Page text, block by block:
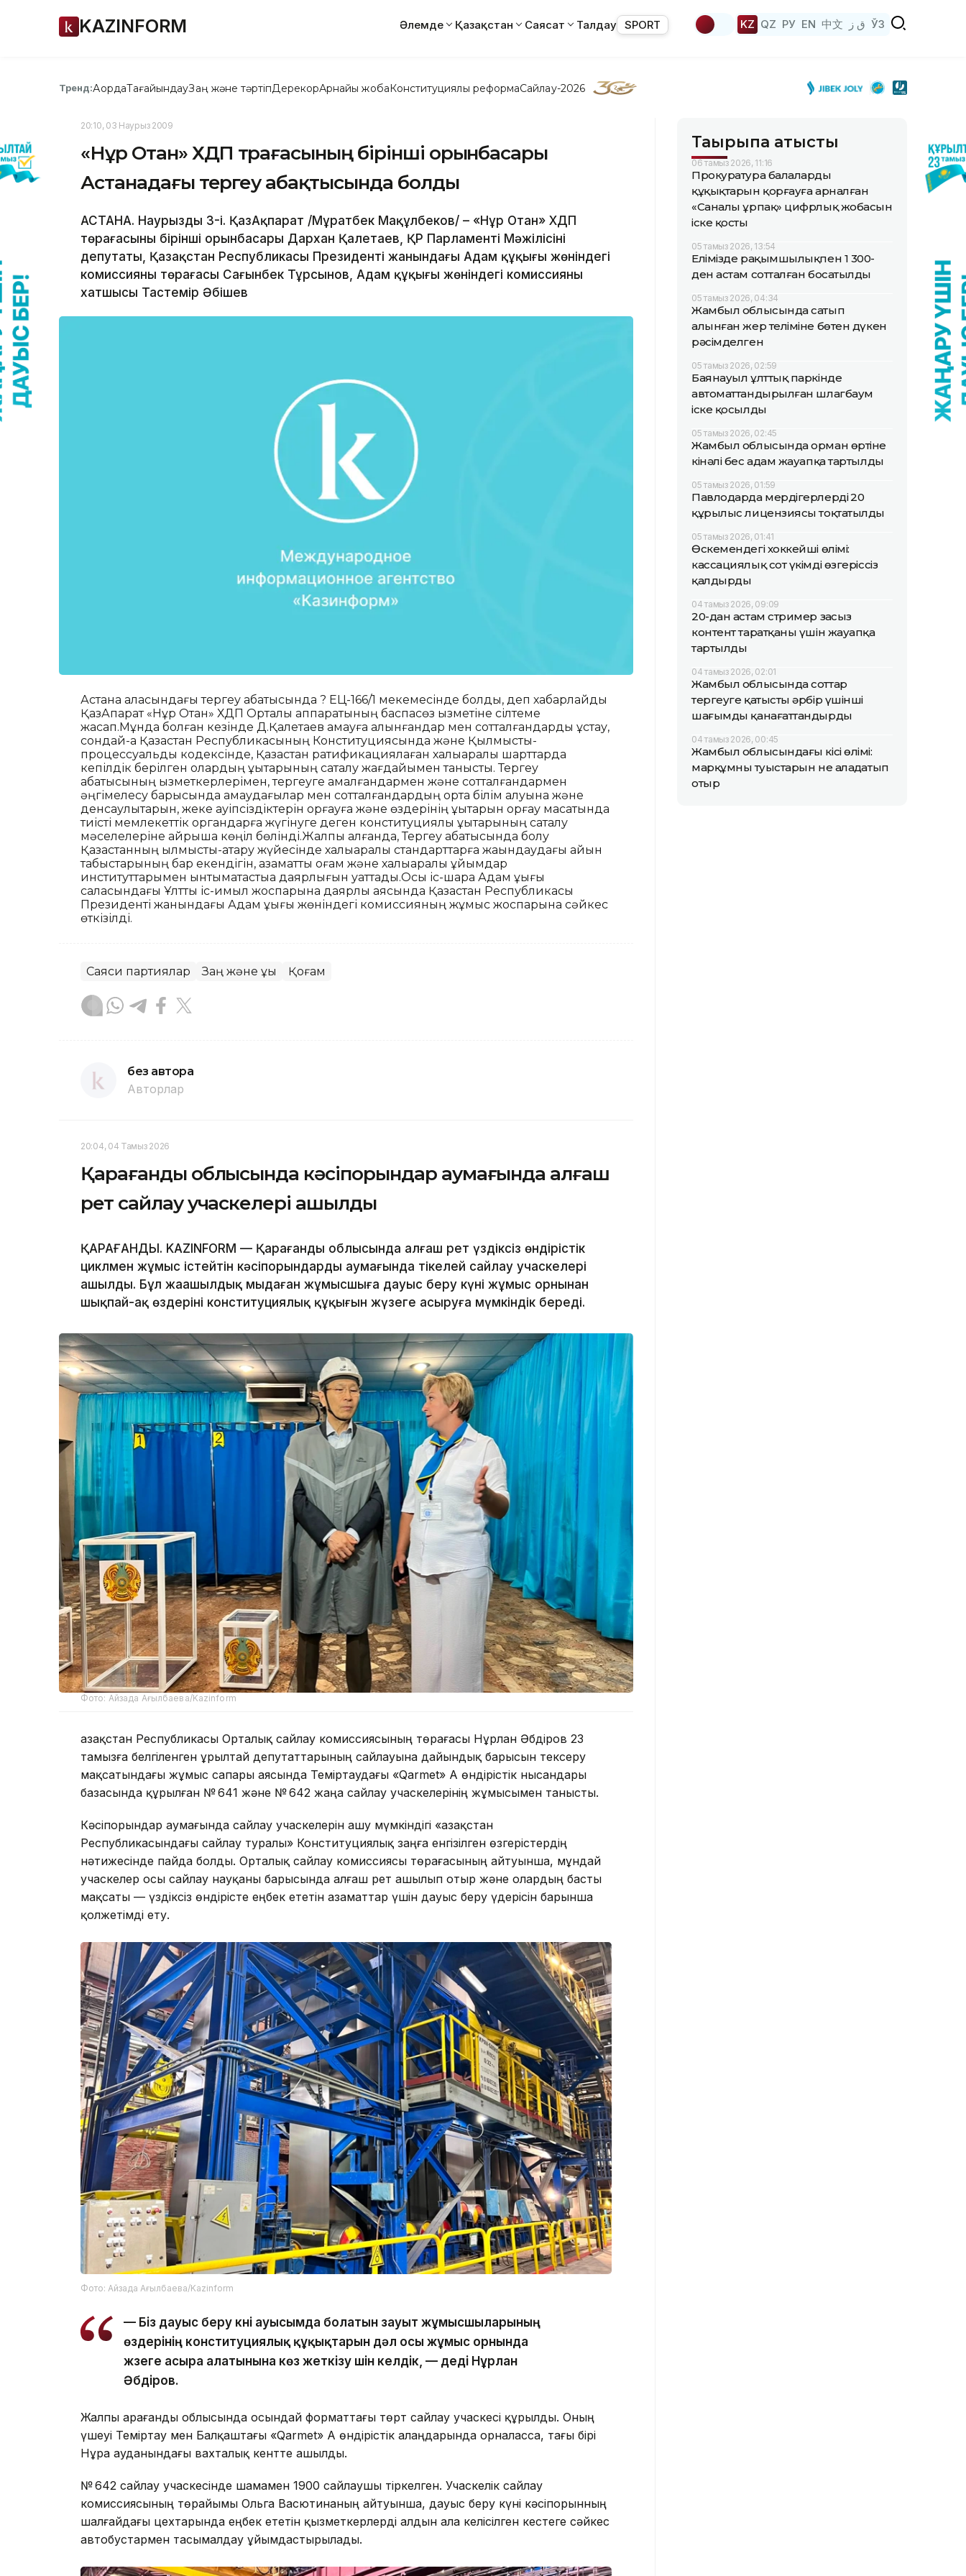
KAZINFORM Әлемде Қазақстан Саясат Талдау SPORT KZ QZ РУ EN 中文 ق ز ЎЗ
Тренд:АқордаТағайындауЗаң және тәртіпДерекқорАрнайы жобаКонституциялық реформаСайлау-2026
20:10, 03 Наурыз 2009
«Нұр Отан» ХДП төрағасының бірінші орынбасары
Астанадағы тергеу абақтысында болды
АСТАНА. Наурыздың 3-і. ҚазАқпарат /Мұратбек Мақұлбеков/ – «Нұр Отан» ХДП
төрағасының бірінші орынбасары Дархан Қалетаев, ҚР Парламенті Мәжілісінің
депутаты, Қазақстан Республикасы Президенті жанындағы Адам құқығы жөніндегі
комиссияның төрағасы Сағынбек Тұрсынов, Адам құқығы жөніндегі комиссияның
хатшысы Тастемір Әбішев
Астана қаласындағы тергеу абақтысында ? ЕЦ-166/1 мекемесінде болды, деп хабарлайды
ҚазАқпарат «Нұр Отан» ХДП Орталық аппаратының баспасөз қызметіне сілтеме
жасап.Мұнда болған кезінде Д.Қалетаев қамауға алынғандар мен сотталғандарды ұстау,
сондай-ақ Қазақстан Республикасының Конституциясында және Қылмыстық-
процессуальдық кодексінде, Қазақстан ратификациялаған халықаралық шарттарда
кепілдік берілген олардың құқықтарының сақталу жағдайымен танысты. Тергеу
абақтысының қызметкерлерімен, тергеуге қамалғандармен және сотталғандармен
әңгімелесу барысында қамаудағылар мен сотталғандардың орта білім алуына және
денсаулықтарын, жеке қауіпсіздіктерін қорғауға және өздерінің құқықтарын қорғау мақсатында
тиісті мемлекеттік органдарға жүгінуге деген конституциялық құқықтарының сақталу
мәселелеріне айрықша көңіл бөлінді.Жалпы алғанда, Тергеу абақтысында болу
Қазақстанның қылмыстық-атқару жүйесінде халықаралық стандарттарға жақындаудағы айқын
табыстарының бар екендігін, азаматтық қоғам және халықаралық ұйымдар
институттарымен ынтымақтастыққа даярлығын қуаттады.Осы іс-шара Адам құқығы
саласындағы Ұлттық іс-қимыл жоспарына даярлық аясында Қазақстан Республикасы
Президенті жанындағы Адам құқығы жөніндегі комиссияның жұмыс жоспарына сәйкес
өткізілді.
Саяси партиялар Заң және құқық Қоғам
без автора
Авторлар
20:04, 04 Тамыз 2026
Қарағанды облысында кәсіпорындар аумағында алғаш
рет сайлау учаскелері ашылды
ҚАРАҒАНДЫ. KAZINFORM — Қарағанды облысында алғаш рет үздіксіз өндірістік
циклмен жұмыс істейтін кәсіпорындардың аумағында тікелей сайлау учаскелері
ашылды. Бұл жаңашылдық мыңдаған жұмысшыға дауыс беру күні жұмыс орнынан
шықпай-ақ өздерінің конституциялық құқығын жүзеге асыруға мүмкіндік береді.
Фото: Айзада Ағылбаева/Kazinform
Қазақстан Республикасы Орталық сайлау комиссиясының төрағасы Нұрлан Әбдіров 23
тамызға белгіленген Құрылтай депутаттарының сайлауына дайындық барысын тексеру
мақсатындағы жұмыс сапары аясында Теміртаудағы «Qarmet» АҚ өндірістік нысандары
базасында құрылған № 641 және № 642 жаңа сайлау учаскелерінің жұмысымен танысты.
Кәсіпорындар аумағында сайлау учаскелерін ашу мүмкіндігі «Қазақстан
Республикасындағы сайлау туралы» Конституциялық заңға енгізілген өзгерістердің
нәтижесінде пайда болды. Орталық сайлау комиссиясы төрағасының айтуынша, мұндай
учаскелер осы сайлау науқаны барысында алғаш рет ашылып отыр және олардың басты
мақсаты — үздіксіз өндірісте еңбек ететін азаматтар үшін дауыс беру үдерісін барынша
қолжетімді ету.
Фото: Айзада Ағылбаева/Kazinform
— Біз дауыс беру күні ауысымда болатын зауыт жұмысшыларының
өздерінің конституциялық құқықтарын дәл осы жұмыс орнында
жүзеге асыра алатынына көз жеткізу үшін келдік, — деді Нұрлан
Әбдіров.
Жалпы Қарағанды облысында осындай форматтағы төрт сайлау учаскесі құрылды. Оның
үшеуі Теміртау мен Балқаштағы «Qarmet» АҚ өндірістік алаңдарында орналасса, тағы бірі
Нұра ауданындағы вахталық кентте ашылды.
№ 642 сайлау учаскесінде шамамен 1900 сайлаушы тіркелген. Учаскелік сайлау
комиссиясының төрайымы Ольга Васютинаның айтуынша, дауыс беру күні кәсіпорынның
шалғайдағы цехтарында еңбек ететін қызметкерлерді алдын ала келісілген кестеге сәйкес
автобустармен тасымалдау ұйымдастырылады.
Тақырыпқа қатысты
06 тамыз 2026, 11:16
Прокуратура балалардың
құқықтарын қорғауға арналған
«Саналы ұрпақ» цифрлық жобасын
іске қосты
05 тамыз 2026, 13:54
Елімізде рақымшылықпен 1 300-
ден астам сотталған босатылды
05 тамыз 2026, 04:34
Жамбыл облысында сатып
алынған жер теліміне бөтен дүкен
рәсімделген
05 тамыз 2026, 02:59
Баянауыл ұлттық паркінде
автоматтандырылған шлагбаум
іске қосылды
05 тамыз 2026, 02:45
Жамбыл облысында орман өртіне
кінәлі бес адам жауапқа тартылды
05 тамыз 2026, 01:59
Павлодарда мердігерлердің 20
құрылыс лицензиясы тоқтатылды
05 тамыз 2026, 01:41
Өскемендегі хоккейші өлімі:
кассациялық сот үкімді өзгеріссіз
қалдырды
04 тамыз 2026, 09:09
20-дан астам стример заңсыз
контент таратқаны үшін жауапқа
тартылды
04 тамыз 2026, 02:01
Жамбыл облысында соттар
тергеуге қатысты әрбір үшінші
шағымды қанағаттандырды
04 тамыз 2026, 00:45
Жамбыл облысындағы кісі өлімі:
марқұмның туыстарын не алаңдатып
отыр